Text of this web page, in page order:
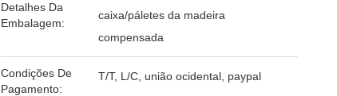
Detalhes Da
Embalagem:
caixa/páletes da madeira
compensada
Condições De
Pagamento:
T/T, L/C, união ocidental, paypal